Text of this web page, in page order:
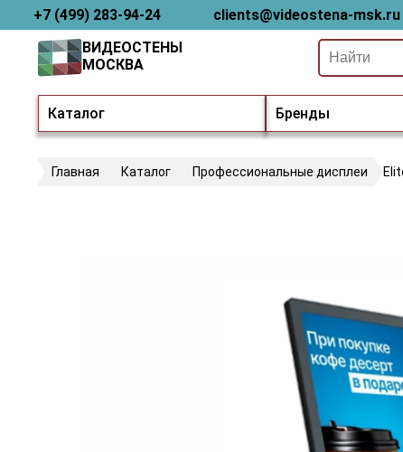
+7 (499) 283-94-24 clients@videostena-msk.ru
Каталог Бренды
ВИДЕОСТЕНЫ
МОСКВА
Главная Каталог Профессиональные дисплеи